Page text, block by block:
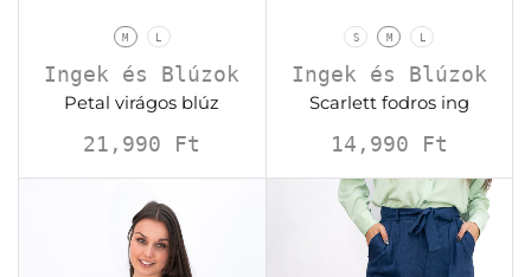
M L
Ingek és Blúzok
Petal virágos blúz
21,990 Ft
S M L
Ingek és Blúzok
Scarlett fodros ing
14,990 Ft